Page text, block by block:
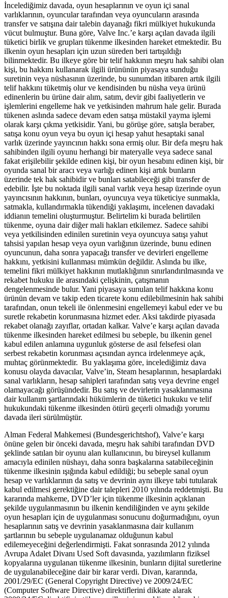
İncelediğimiz davada, oyun hesaplarının ve oyun içi sanal
varlıklarının, oyuncular tarafından veya oyuncuların arasında
transfer ve satışına dair talebin dayanağı fikri mülkiyet hukukunda
vücut bulmuştur. Buna göre, Valve Inc.’e karşı açılan davada ilgili
tüketici birlik ve grupları tükenme ilkesinden hareket etmektedir. Bu
ilkenin oyun hesapları için uzun süreden beri tartışıldığı
bilinmektedir. Bu ilkeye göre bir telif hakkının meşru hak sahibi olan
kişi, bu hakkını kullanarak ilgili ürününün piyasaya sunduğu
suretinin veya nüshasının üzerinde, bu sunumdan itibaren artık ilgili
telif hakkını tüketmiş olur ve kendisinden bu nüsha veya ürünü
edinenlerin bu ürüne dair alım, satım, devir gibi faaliyetlerin ve
işlemlerini engelleme hak ve yetkisinden mahrum hale gelir. Burada
tükenen aslında sadece devam eden satışa müstakil yayma işlemi
olarak karşı çıkma yetkisidir. Yani, bu görüşe göre, satışla beraber,
satışa konu oyun veya bu oyun içi hesap yahut hesaptaki sanal
varlık üzerinde yayıncının hakkı sona ermiş olur. Bir defa meşru hak
sahibinden ilgili oyunu herhangi bir materyalle veya sadece sanal
fakat erişilebilir şekilde edinen kişi, bir oyun hesabını edinen kişi, bir
oyunda sanal bir aracı veya varlığı edinen kişi artık bunların
üzerinde tek hak sahibidir ve bunları satabileceği gibi transfer de
edebilir. İşte bu noktada ilgili sanal varlık veya hesap üzerinde oyun
yayıncısının hakkının, bunları, oyuncuya veya tüketiciye sunmakla,
satmakla, kullandırmakla tükendiği yaklaşımı, incelenen davadaki
iddianın temelini oluşturmuştur. Belirtelim ki burada belirtilen
tükenme, oyuna dair diğer mali hakları etkilemez. Sadece sahibi
veya yetkilisinden edinilen suretinin veya oyuncuya satışı yahut
tahsisi yapılan hesap veya oyun varlığının üzerinde, bunu edinen
oyuncunun, daha sonra yapacağı transfer ve devirleri engelleme
hakkını, yetkisini kullanması mümkün değildir. Aslında bu ilke,
temelini fikri mülkiyet hakkının mutlaklığının sınırlandırılmasında ve
rekabet hukuku ile arasındaki çelişkinin, çatışmanın
dengelenmesinde bulur. Yani piyasaya sunulan telif hakkına konu
ürünün devam ve takip eden ticarete konu edilebilmesinin hak sahibi
tarafından, onun tekeli ile önlenmesini engellemeyi kabul eder ve bu
suretle rekabetin korunmasına hizmet eder. Aksi takdirde piyasada
rekabet olanağı zayıflar, ortadan kalkar. Valve’e karşı açılan davada
tükenme ilkesinden hareket edilmesi bu sebeple, bu ilkenin genel
kabul edilen anlamına uygunluk gösterse de asıl felsefesi olan
serbest rekabetin korunması açısından ayrıca irdelenmeye açık,
muhtaç görünmektedir. Bu yaklaşıma göre, incelediğimiz dava
konusu olayda davacılar, Valve’in, Steam hesaplarının, hesaplardaki
sanal varlıkların, hesap sahipleri tarafından satış veya devrine engel
olamayacağı görüşündedir. Bu satış ve devirlerin yasaklanmasına
dair kullanım şartlarındaki hükümlerin de tüketici hukuku ve telif
hukukundaki tükenme ilkesinden ötürü geçerli olmadığı yorumu
davada ileri sürülmüştür.
Alman Federal Mahkemesi (Bundesgerichtshof), Valve’e karşı
önüne gelen bir önceki davada, meşru hak sahibi tarafından DVD
şeklinde satılan bir oyunu alan kullanıcının, bu bireysel kullanım
amacıyla edinilen nüshayı, daha sonra başkalarına satabileceğinin
tükenme ilkesinin ışığında kabul edildiği; bu sebeple sanal oyun
hesap ve varlıklarının da satış ve devrinin aynı ilkeye tabi tutularak
kabul edilmesi gerektiğine dair talepleri 2010 yılında reddetmişti. Bu
kararında mahkeme, DVD’ler için tükenme ilkesinin açıklanan
şekilde uygulanmasının bu ilkenin kendiliğinden ve aynı şekilde
oyun hesapları için de uygulanması sonucunu doğurmadığını, oyun
hesaplarının satış ve devrinin yasaklanmasına dair kullanım
şartlarının bu sebeple uygulanamaz olduğunun kabul
edilemeyeceğini değerlendirmişti. Fakat sonrasında 2012 yılında
Avrupa Adalet Divanı Used Soft davasında, yazılımların fiziksel
kopyalarına uygulanan tükenme ilkesinin, bunların dijital suretlerine
de uygulanabileceğine dair bir karar verdi. Divan, kararında,
2001/29/EC (General Copyright Directive) ve 2009/24/EC
(Computer Software Directive) direktiflerini dikkate alarak